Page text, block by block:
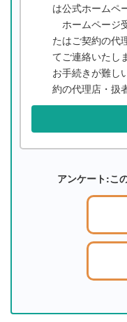
は公式ホームペ
ホームページ
たはご契約の代
てご連絡いたし
お手続きが難し
約の代理店・扱
アンケート:こ